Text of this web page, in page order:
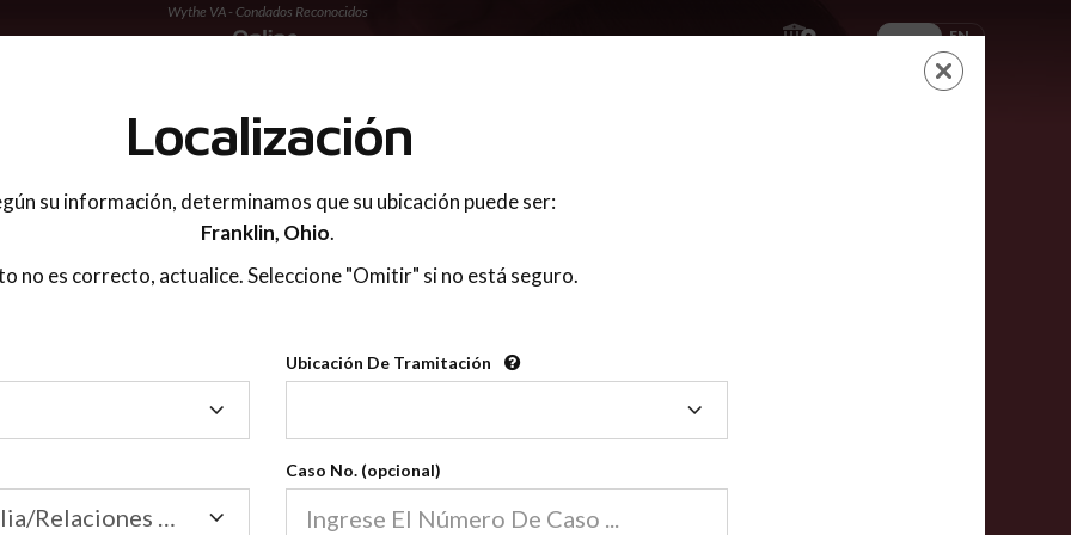
Wythe VA - Condados Reconocidos
ES EN
LOGIN
Condados Reconocidos
2600
Condados
Nuestras clases de crianza compartida en línea están acreditadas en más de
2600 condados.
Las clases para padres en línea cumplen la mayoría de las normas nacionales
Localización
su información, determinamos que su ubicación puede ser:
Franklin, Ohio.
no es correcto, actualice. Seleccione "Omitir" si no está seguro.
Ubicación De Tramitación
Tramitación
Tribunal de Familia/Relaciones Domésticas
Caso No. (opcional)